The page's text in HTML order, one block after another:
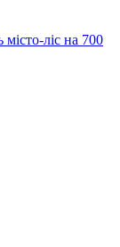
ліс на 700